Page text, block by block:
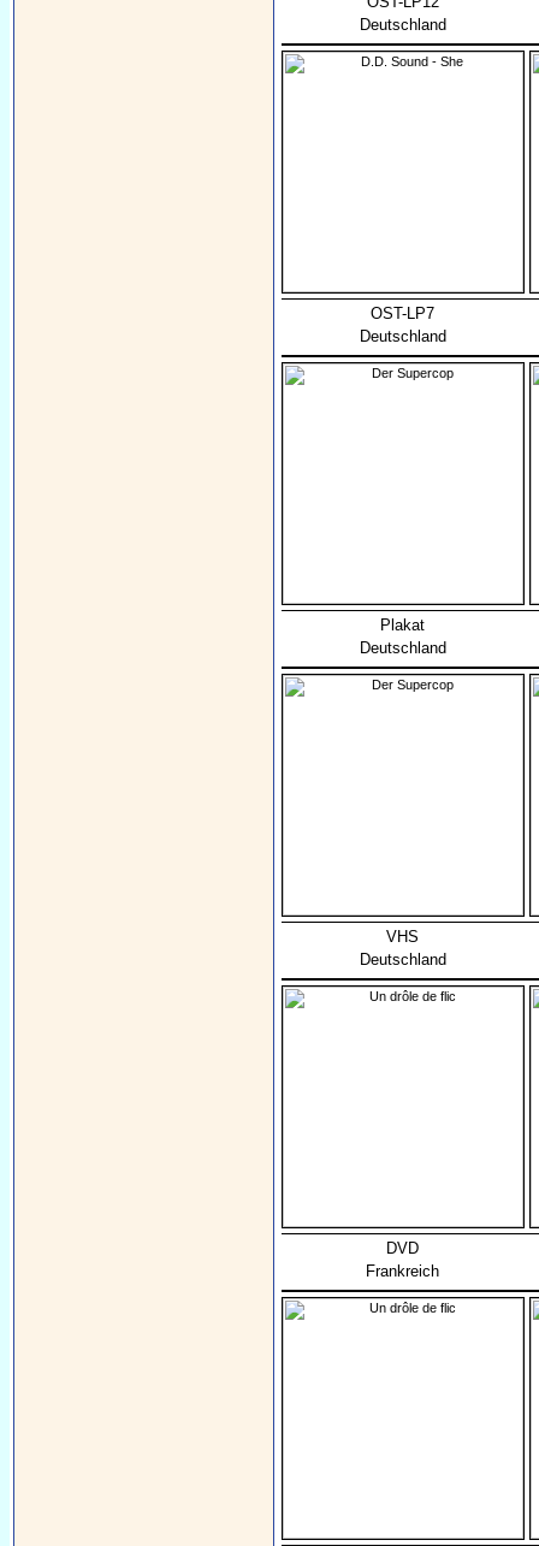
Deutschland
OST-LP7
Deutschland
Plakat
Deutschland
VHS
Deutschland
DVD
Frankreich